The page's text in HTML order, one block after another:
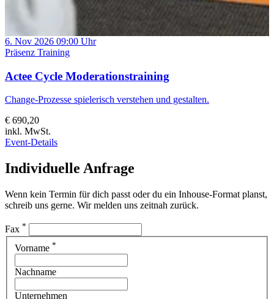
6. Nov 2026 09:00 Uhr
Präsenz Training
Actee Cycle Moderationstraining
Change-Prozesse spielerisch verstehen und gestalten.
€ 690,20
inkl. MwSt.
Event-Details
Individuelle Anfrage
Wenn kein Termin für dich passt oder du ein Inhouse-Format planst,
schreib uns gerne. Wir melden uns zeitnah zurück.
Fax *
Vorname *
Nachname
Unternehmen